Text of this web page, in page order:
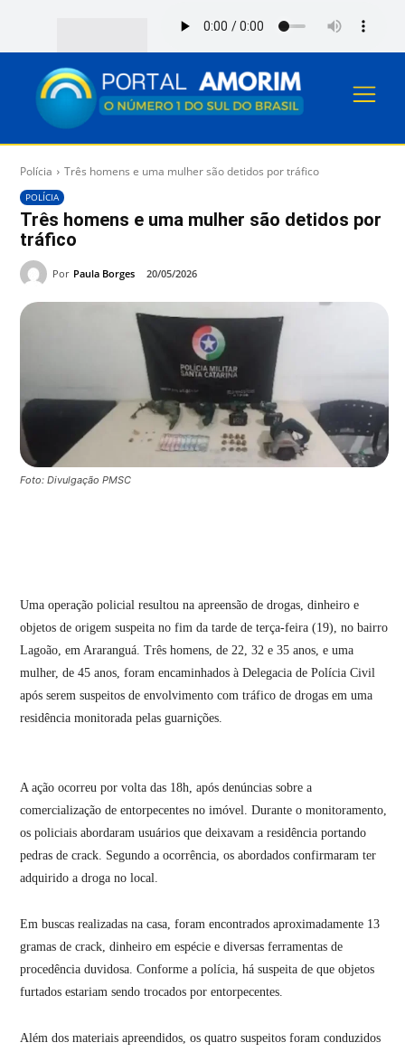
Polícia Três homens e uma mulher são detidos por tráfico
POLÍCIA
Três homens e uma mulher são detidos por
tráfico
Por Paula Borges 20/05/2026
Foto: Divulgação PMSC
Uma operação policial resultou na apreensão de drogas, dinheiro e
objetos de origem suspeita no fim da tarde de terça-feira (19), no bairro
Lagoão, em Araranguá . Três homens, de 22, 32 e 35 anos, e uma
mulher, de 45 anos, foram encaminhados à Delegacia de Polícia Civil
após serem suspeitos de envolvimento com tráfico de drogas em uma
residência monitorada pelas guarnições.
A ação ocorreu por volta das 18h, após denúncias sobre a
comercialização de entorpecentes no imóvel. Durante o monitoramento,
os policiais abordaram usuários que deixavam a residência portando
pedras de crack. Segundo a ocorrência, os abordados confirmaram ter
adquirido a droga no local.
Em buscas realizadas na casa, foram encontrados aproximadamente 13
gramas de crack, dinheiro em espécie e diversas ferramentas de
procedência duvidosa. Conforme a polícia, há suspeita de que objetos
furtados estariam sendo trocados por entorpecentes.
Além dos materiais apreendidos, os quatro suspeitos foram conduzidos